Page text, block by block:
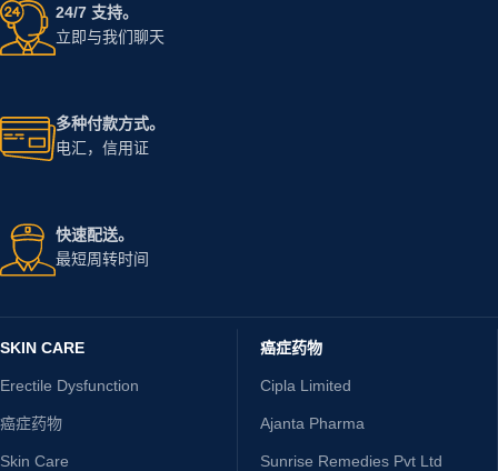
24/7 支持。
立即与我们聊天
多种付款方式。
电汇，信用证
快速配送。
最短周转时间
SKIN CARE
Erectile Dysfunction
癌症药物
Skin Care
癌症药物
Cipla Limited
Ajanta Pharma
Sunrise Remedies Pvt Ltd